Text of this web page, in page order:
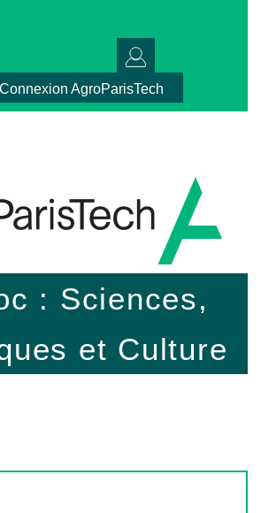
Connexion AgroParisTech
: Sciences,
et Culture